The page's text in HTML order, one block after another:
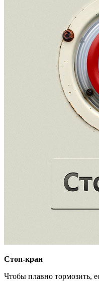
Стоп-кран
Чтобы плавно тормозить,